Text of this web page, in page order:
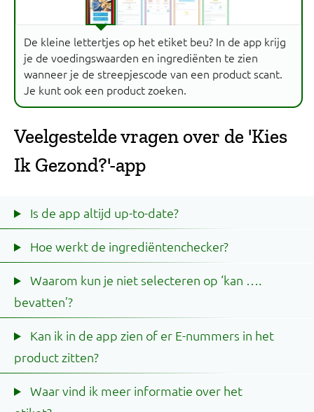
De kleine lettertjes op het etiket beu? In de app krijg
je de voedingswaarden en ingrediënten te zien
wanneer je de streepjescode van een product scant.
Je kunt ook een product zoeken.
Veelgestelde vragen over de 'Kies
Ik Gezond?'-app
Is de app altijd up-to-date?
Hoe werkt de ingrediëntenchecker?
Waarom kun je niet selecteren op ‘kan ….
bevatten’?
Kan ik in de app zien of er E-nummers in het
product zitten?
Waar vind ik meer informatie over het